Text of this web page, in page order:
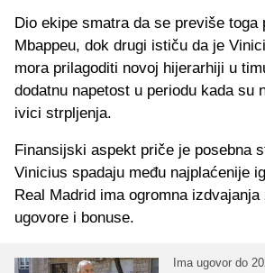
Dio ekipe smatra da se previše toga
Mbappeu, dok drugi ističu da je
mora prilagoditi novoj hijerarhiji u
dodatnu napetost u periodu kada su
ivici strpljenja.
Finansijski aspekt priče je posebna
Vinicius spadaju među najplaćenije
Real Madrid ima ogromna izdvajanja
ugovore i bonuse.
Ima ugovor do